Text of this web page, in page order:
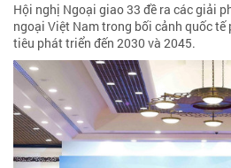
Hội nghị Ngoại giao 33 đề ra các giải
ngoại Việt Nam trong bối cảnh quốc
tiêu phát triển đến 2030 và 2045.